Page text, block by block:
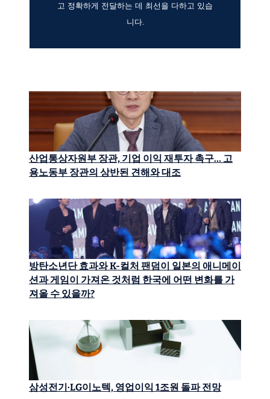
고 정확하게 전달하는 데 최선을 다하고 있습
니다.
산업통상자원부 장관, 기업 이익 재투자 촉구… 고
용노동부 장관의 상반된 견해와 대조
방탄소년단 효과와 K-컬처 팬덤이 일본의 애니메이
션과 게임이 가져온 것처럼 한국에 어떤 변화를 가
져올 수 있을까?
삼성전기·LG이노텍, 영업이익 1조원 돌파 전망